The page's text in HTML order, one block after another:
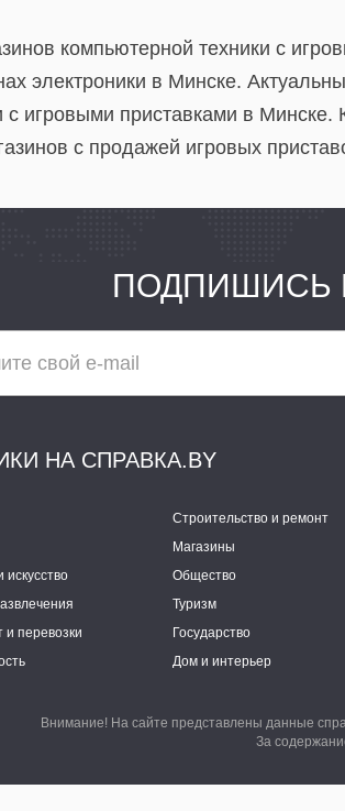
компьютерной техники с
электроники в Минске.
с игровыми приставками в
с продажей игровых
ПОДПИШИСЬ
НА СПРАВКА.BY
Строительство и ремонт
Магазины
искусство
Общество
Туризм
и перевозки
Государство
Дом и интерьер
Внимание! На сайте представлены данные
За